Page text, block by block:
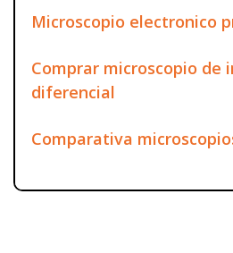
Microscopio electronico
Comprar microscopio de
diferencial
Comparativa